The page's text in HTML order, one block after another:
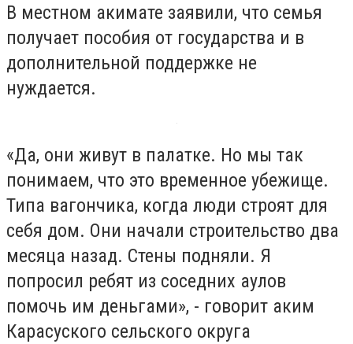
В местном акимате заявили, что семья
получает пособия от государства и в
дополнительной поддержке не
нуждается.
«Да, они живут в палатке. Но мы так
понимаем, что это временное убежище.
Типа вагончика, когда люди строят для
себя дом. Они начали строительство два
месяца назад. Стены подняли. Я
попросил ребят из соседних аулов
помочь им деньгами», - говорит аким
Карасуского сельского округа